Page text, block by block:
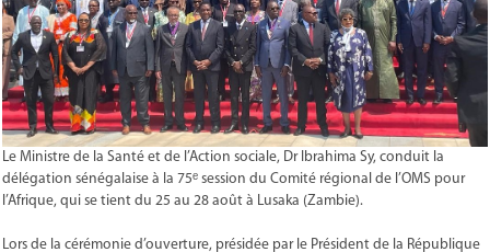
Le Ministre de la Santé et de l’Action sociale, Dr Ibrahima Sy, conduit la
délégation sénégalaise à la 75ᵉ session du Comité régional de l’OMS pour
l’Afrique, qui se tient du 25 au 28 août à Lusaka (Zambie).
‎Lors de la cérémonie d’ouverture, présidée par le Président de la République